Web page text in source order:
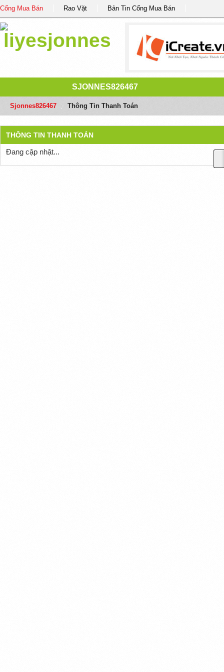
Cổng Mua Bán Rao Vặt Bản Tin Cổng Mua Bán
SJONNES826467
Sjonnes826467 Thông Tin Thanh Toán
THÔNG TIN THANH TOÁN
Đang cập nhật...